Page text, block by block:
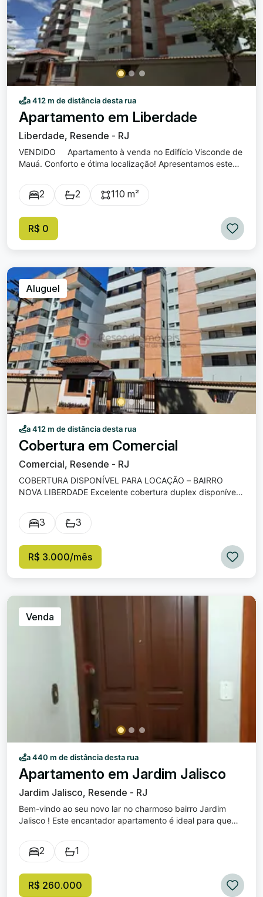
a 412 m de distância desta rua
Apartamento em Liberdade
Liberdade, Resende - RJ
VENDIDO Apartamento à venda no Edifício Visconde de
Mauá. Conforto e ótima localização! Apresentamos este
busca conforto, praticidade e uma vista privilegiada.
Características: 2 quartos, sendo uma suíte com closet e
varanda agradável com vista para o Rio Paraíba. Cozinha
planejada, equipada com armários e despensa com
Águas, Hospital de Emergência e Resende Shopping. O
condomínio conta com portaria eletrônica, salão de festas
e bicicletário, garantindo mais segurança e comodidade.
Agende sua visita e venha conhecer seu novo lar!
2 2 110 m²
R$ 0
Aluguel
a 412 m de distância desta rua
Cobertura em Comercial
Comercial, Resende - RJ
COBERTURA DISPONÍVEL PARA LOCAÇÃO – BAIRRO
NOVA LIBERDADE Excelente cobertura duplex disponível
conforto, espaço e praticidade para toda a família.
Aluguel: R$ 3.000,00 Distribuição do imóvel: 1º Andar: • 3
Cozinha; • Área de serviço com banheiro. 2º Andar: • 2
quartos; • 1 suíte. Condomínio: • Elevador; • Portaria
1.332,00 (valor atual); • Gás encanado (Naturgy); • Taxa
de incêndio. O valor do condomínio inclui faxina das áreas
comuns, energia elétrica de uso comum e consumo de
água. Entre em contato para mais informações e
agendamento de visita.
www.marisaimoveisresende.com.br (24) 3355-3165
Marisa: (24) 99262-6822 Márcio: (24) 99239-6573 Meire:
(24) 99853-8081
3 3
R$ 3.000/mês
Venda
a 440 m de distância desta rua
Apartamento em Jardim Jalisco
Jardim Jalisco, Resende - RJ
Bem-vindo ao seu novo lar no charmoso bairro Jardim
Jalisco ! Este encantador apartamento é ideal para quem
Salas: 1 Vagas: 1. Perfeito para quem deseja morar em um
bairro tranquilo, você estará próximo de todas as
de toda a comodidade que um apartamento pode
proporcionar. Não perca a oportunidade de adquirir este
2 1
R$ 260.000